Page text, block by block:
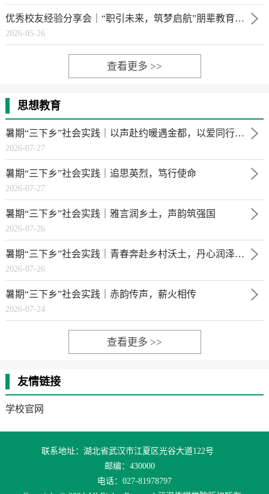
优秀校友经验分享会｜“职引未来，筑梦启航”朋辈教育系列活动
2026-05-26
查看更多 >>
思想教育
暑期“三下乡”社会实践｜以声赴约暖遇金都，以爱同行点亮童心
2026-07-27
暑期“三下乡”社会实践｜追思英烈，笃行使命
2026-07-27
暑期“三下乡”社会实践｜雅言润乡土，声韵筑强国
2026-07-26
暑期“三下乡”社会实践｜青春奔赴乡村沃土，丹心润泽稚子童心
2026-07-26
暑期“三下乡”社会实践｜赤韵传声，薪火相传
2026-07-24
查看更多 >>
友情链接
学校官网
联系地址：湖北省武汉市江夏区光谷大道122号
邮编：430000
电话：027-81978797